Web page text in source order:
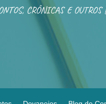
CRÔNICAS E